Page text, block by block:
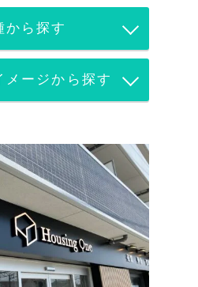
から探す
メージから探す